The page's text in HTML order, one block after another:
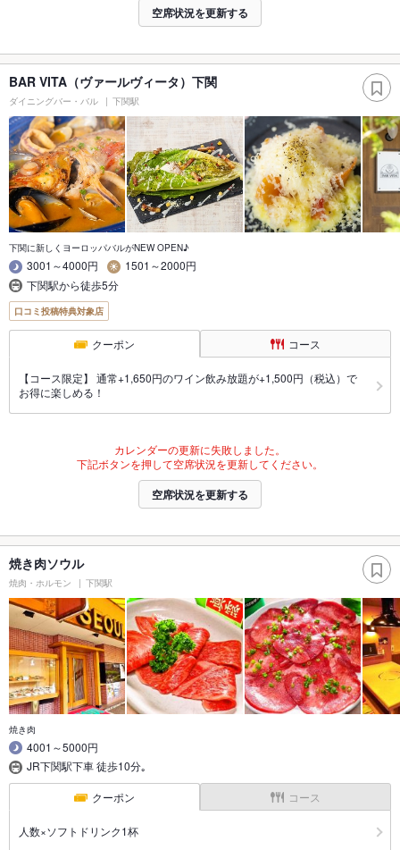
空席状況を更新する
BAR VITA（ヴァールヴィータ）下関
ダイニングバー・バル 下関駅
下関に新しくヨーロッパバルがNEW OPEN♪
3001～4000円
1501～2000円
下関駅から徒歩5分
口コミ投稿特典対象店
クーポン コース
【コース限定】 通常+1,650円のワイン飲み放題が+1,500円（税込）で
お得に楽しめる！
カレンダーの更新に失敗しました。
下記ボタンを押して空席状況を更新してください。
空席状況を更新する
焼き肉ソウル
焼肉・ホルモン 下関駅
焼き肉
4001～5000円
JR下関駅下車 徒歩10分｡
クーポン コース
人数×ソフトドリンク1杯